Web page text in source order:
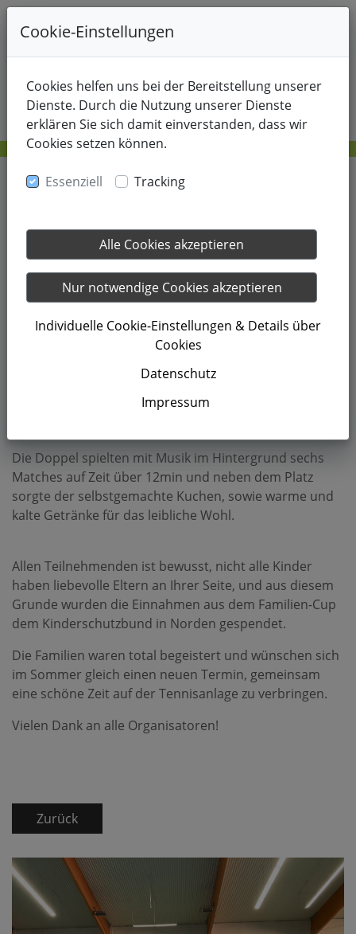
Familien-Cup an der
Nordsee
Cup Tennis an der Nordsee ausgetragen. In zwei 6er
Gruppen spielten die Doppel mit- und gegeneinander
Die Doppel spielten mit Musik im Hintergrund sechs
Matches auf Zeit über 12min und neben dem Platz
sorgte der selbstgemachte Kuchen, sowie warme und
kalte Getränke für das leibliche Wohl.
Allen Teilnehmenden ist bewusst, nicht alle Kinder
haben liebevolle Eltern an Ihrer Seite, und aus diesem
Grunde wurden die Einnahmen aus dem Familien-Cup
dem Kinderschutzbund in Norden gespendet.
Die Familien waren total begeistert und wünschen sich
im Sommer gleich einen neuen Termin, gemeinsam
eine schöne Zeit auf der Tennisanlage zu verbringen.
Vielen Dank an alle Organisatoren!
Zurück
Cookie-Einstellungen
Cookies helfen uns bei der Bereitstellung unserer
Dienste. Durch die Nutzung unserer Dienste
erklären Sie sich damit einverstanden, dass wir
Cookies setzen können.
Essenziell Tracking
Alle Cookies akzeptieren
Nur notwendige Cookies akzeptieren
Individuelle Cookie-Einstellungen & Details über
Cookies
Datenschutz
Impressum